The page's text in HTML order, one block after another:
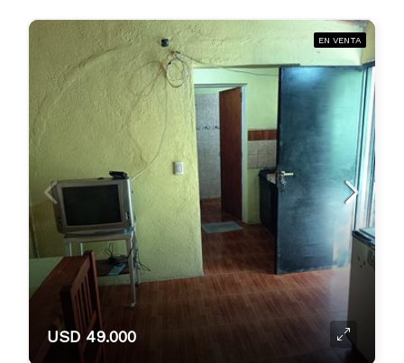
EN VENTA
USD 49.000